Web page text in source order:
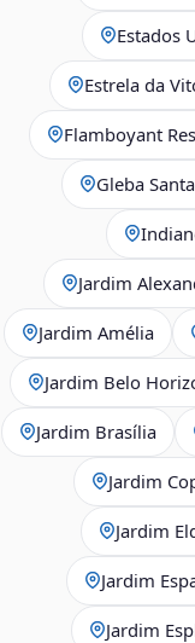
Estados
Estrela da
Flamboyant
Gleba
Jardim
Jardim Amélia
Jardim Belo
Jardim Brasília
Jardim
Jardim
Jardim
Jardim